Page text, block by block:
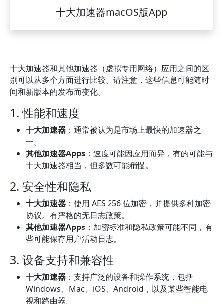
十大加速器macOS版App
十大加速器和其他加速器（虚拟专用网络）应用之间的区
别可以从多个方面进行比较。请注意，这些信息可能随时
间和新版本的发布而变化。
1. 性能和速度
十大加速器 ：通常被认为是市场上最快的加速器之
一。
其他加速器Apps ：速度可能因应用而异，有的可能与
十大加速器相当，但多数可能稍慢。
2. 安全性和隐私
十大加速器 ：使用 AES 256 位加密，并提供多种加密
协议。有严格的无日志政策。
其他加速器Apps ：加密标准和隐私政策可能不同，有
些可能保存用户活动日志。
3. 设备支持和兼容性
十大加速器 ：支持广泛的设备和操作系统，包括
Windows、Mac、iOS、Android，以及某些智能电
视和路由器。